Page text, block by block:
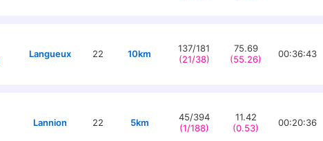
Langueux 22 10km
137/181
(21/38)
75.69
(55.26)
00:36:43
Lannion 22 5km
45/394
(1/188)
11.42
(0.53)
00:20:36